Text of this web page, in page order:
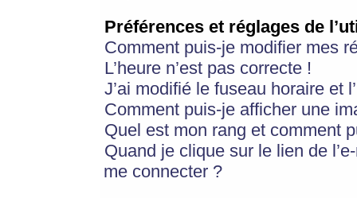
Préférences et réglages de
Comment puis-je modifier mes
L’heure n’est pas correcte !
J’ai modifié le fuseau horaire et
Comment puis-je afficher une
Quel est mon rang et comment
Quand je clique sur le lien de
me connecter ?